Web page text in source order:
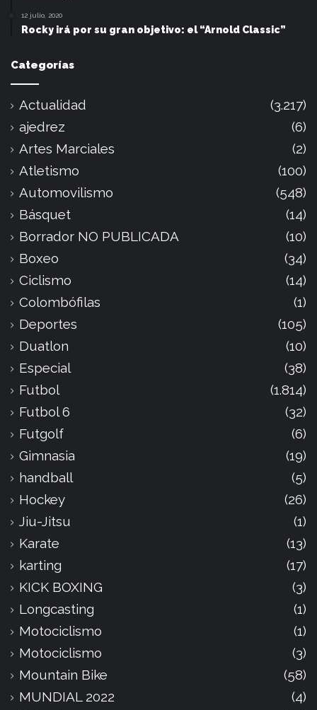
12 julio, 2020
Rocky irá por su gran objetivo: el “Arnold Classic”
Categorías
Actualidad
(3.217)
ajedrez
(6)
Artes Marciales
(2)
Atletismo
(100)
Automovilismo
(548)
Básquet
(14)
Borrador NO PUBLICADA
(10)
Boxeo
(34)
Ciclismo
(14)
Colombófilas
(1)
Deportes
(105)
Duatlon
(10)
Especial
(38)
Futbol
(1.814)
Futbol 6
(32)
Futgolf
(6)
Gimnasia
(19)
handball
(5)
Hockey
(26)
Jiu-Jitsu
(1)
Karate
(13)
karting
(17)
KICK BOXING
(3)
Longcasting
(1)
Motociclismo
(1)
Motociclismo
(3)
Mountain Bike
(58)
MUNDIAL 2022
(4)